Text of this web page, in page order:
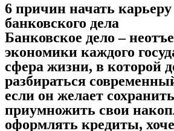
6 причин начать
банковского дела
Банковское дело –
экономики каждого
сфера жизни, в которой
разбираться
если он желает
приумножить свои
оформлять кредиты,